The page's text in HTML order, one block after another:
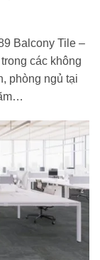
Balcony Tile –
các không
phòng ngủ tại